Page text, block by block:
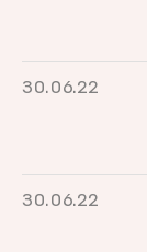
30.06.22
30.06.22